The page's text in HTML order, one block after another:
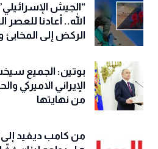
“الجيش
الله.. أعادنا
الركض إلى المخابئ
بوتين: الجميع
الإيراني الاميركي
من نهايتها
من كامب ديفيد إلى